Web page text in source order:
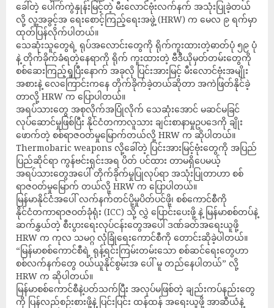
ခေါ်တဲ့ ပေါက်ကွဲနှုန်းမြင့်တဲ့ မီးလောင်ဗုံးလက်နက် အသုံးပြုခဲ့တယ်
လို့ လူ့အခွင့်အ ရေးစောင့်ကြည့်ရေးအဖွဲ့ (HRW) က မေလ ၉ ရက်မှာ
ထုတ်ပြန်လိုက်ပါတယ်။
သေဆုံးသူတွေရဲ့ ရုပ်အလောင်းတွေကို ရိုက်ကူးထားတဲ့ဓာတ်ပုံ ၅၉ ပုံ
နဲ့ တိုက်ခိုက်ခံရတဲ့နေရာကို ရိုက် ကူးထားတဲ့ ဗီဒီယိုမှတ်တမ်းတွေကို
စစ်ဆေးကြည့်ရှုပြီးနောက် အခုလို ပြင်းအားမြင့် မီးလောင်ဗုံးအမျိုး
အစားနဲ့ လေကြောင်းကနေ တိုက်ခိုက်ခဲ့တယ်ဆိုတာ အကဲဖြတ်နိုင်ခဲ့
တာလို့ HRW က ပြောပါတယ်။
အရပ်သားတွေ အစုလိုက်အပြုံလိုက် သေဆုံးအောင် မဆင်မခြင်
လုပ်ဆောင်မှုဖြစ်ပြီး နိုင်ငံတကာလူသား ချင်းစာနာမှုဥပဒေကို ချိုး
ဖောက်တဲ့ စစ်ရာဇဝတ်မှုမြောက်တယ်လို့ HRW က ဆိုပါတယ်။
Thermobaric weapons လို့ခေါ်တဲ့ ပြင်းအားမြင့်ဗုံးတွေကို အပြည်
ပြည်ဆိုင်ရာ ကွန်ဗင်းရှင်းအရ ပိတ် ပင်ထား တာမရှိပေမယ့်
အရပ်သားတွေအပေါ် တိုက်ခိုက်မှုပြုလုပ်ရာ အသုံးပြုတာဟာ စစ်
ရာဇဝတ်မှုမြောက် တယ်လို့ HRW က ပြောပါတယ်။
မြန်မာနိုင်ငံအပေါ် လက်နက်တင်ပို့မှုပိတ်ပင်ဖို့၊ စစ်ကောင်စီကို
နိုင်ငံတကာရာဇဝတ်ခုံရုံး (ICC) သို့ လွှဲ ပြောင်းပေးဖို့ နဲ့ မြန်မာစစ်တပ်နဲ့
ဆက်နွှယ်တဲ့ စီးပွားရေးလုပ်ငန်းတွေအပေါ် ဒဏ်ခတ်အရေးယူဖို့
HRW က ကုလ သမဂ္ဂ လုံခြုံရေးကောင်စီကို တောင်းဆိုခဲ့ပါတယ်။
“မြန်မာစစ်ကောင်စီရဲ့ ရုန့်ရင်းကြမ်းတမ်းသော စစ်ဆင်ရေးတွေဟာ
စစ်လက်နက်တွေ ဝယ်ယူနိုင်စွမ်းအ ပေါ် မူ တည်နေပါတယ်” လို့
HRW က ဆိုပါတယ်။
မြန်မာစစ်ကောင်စီနဲ့ပတ်သက်ပြီး အလုပ်မဖြစ်တဲ့ ချည်းကပ်နည်းတွေ
ကို ပြန်လည်စဉ်းစားဖို့နဲ့ ပြင်းပြင်း ထန်ထန် အရေးယူဖို့ အာဆီယံနဲ့